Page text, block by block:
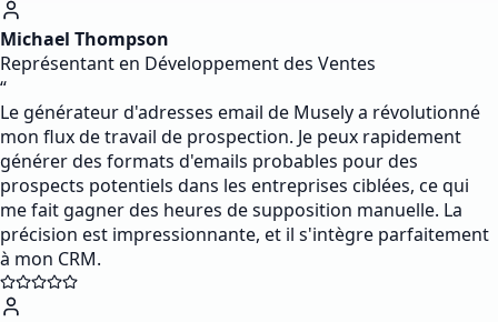
Michael Thompson
Représentant en Développement des Ventes
“
Le générateur d'adresses email de Musely a révolutionné
mon flux de travail de prospection. Je peux rapidement
générer des formats d'emails probables pour des
prospects potentiels dans les entreprises ciblées, ce qui
me fait gagner des heures de supposition manuelle. La
précision est impressionnante, et il s'intègre parfaitement
à mon CRM.